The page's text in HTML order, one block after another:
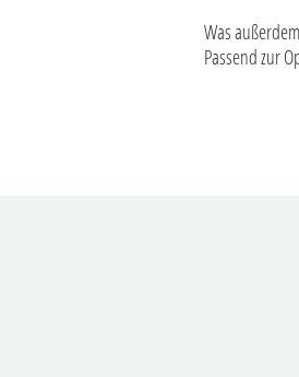
Was
Passend zur